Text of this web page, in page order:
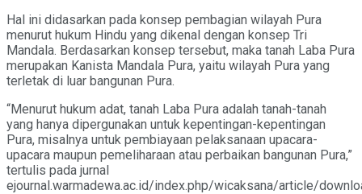
Hal ini didasarkan pada konsep pembagian wilayah Pura
menurut hukum Hindu yang dikenal dengan konsep Tri
Mandala. Berdasarkan konsep tersebut, maka tanah Laba Pura
merupakan Kanista Mandala Pura, yaitu wilayah Pura yang
terletak di luar bangunan Pura.
“Menurut hukum adat, tanah Laba Pura adalah tanah-tanah
yang hanya dipergunakan untuk kepentingan-kepentingan
Pura, misalnya untuk pembiayaan pelaksanaan upacara-
upacara maupun pemeliharaan atau perbaikan bangunan Pura,”
tertulis pada jurnal
ejournal.warmadewa.ac.id/index.php/wicaksana/article/